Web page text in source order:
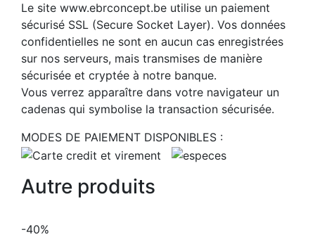
Le site www.ebrconcept.be utilise un paiement
sécurisé SSL (Secure Socket Layer). Vos données
confidentielles ne sont en aucun cas enregistrées
sur nos serveurs, mais transmises de manière
sécurisée et cryptée à notre banque.
Vous verrez apparaître dans votre navigateur un
cadenas qui symbolise la transaction sécurisée.
MODES DE PAIEMENT DISPONIBLES :
Autre produits
-40%